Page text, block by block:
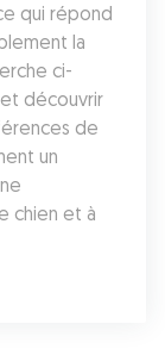
qui répond
la
ci-
découvrir
de
un
chien et à